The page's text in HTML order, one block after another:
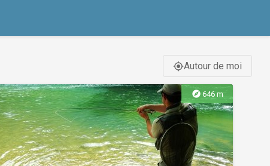
gps_fixedAutour de moi
explore 646 m